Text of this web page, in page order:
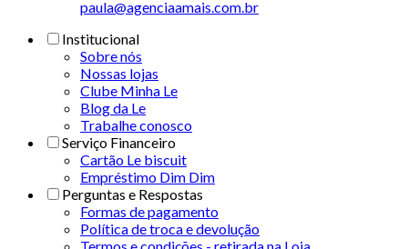
paula@agenciaamais.com.br
Institucional
Sobre nós
Nossas lojas
Clube Minha Le
Blog da Le
Trabalhe conosco
Serviço Financeiro
Cartão Le biscuit
Empréstimo Dim Dim
Perguntas e Respostas
Formas de pagamento
Política de troca e devolução